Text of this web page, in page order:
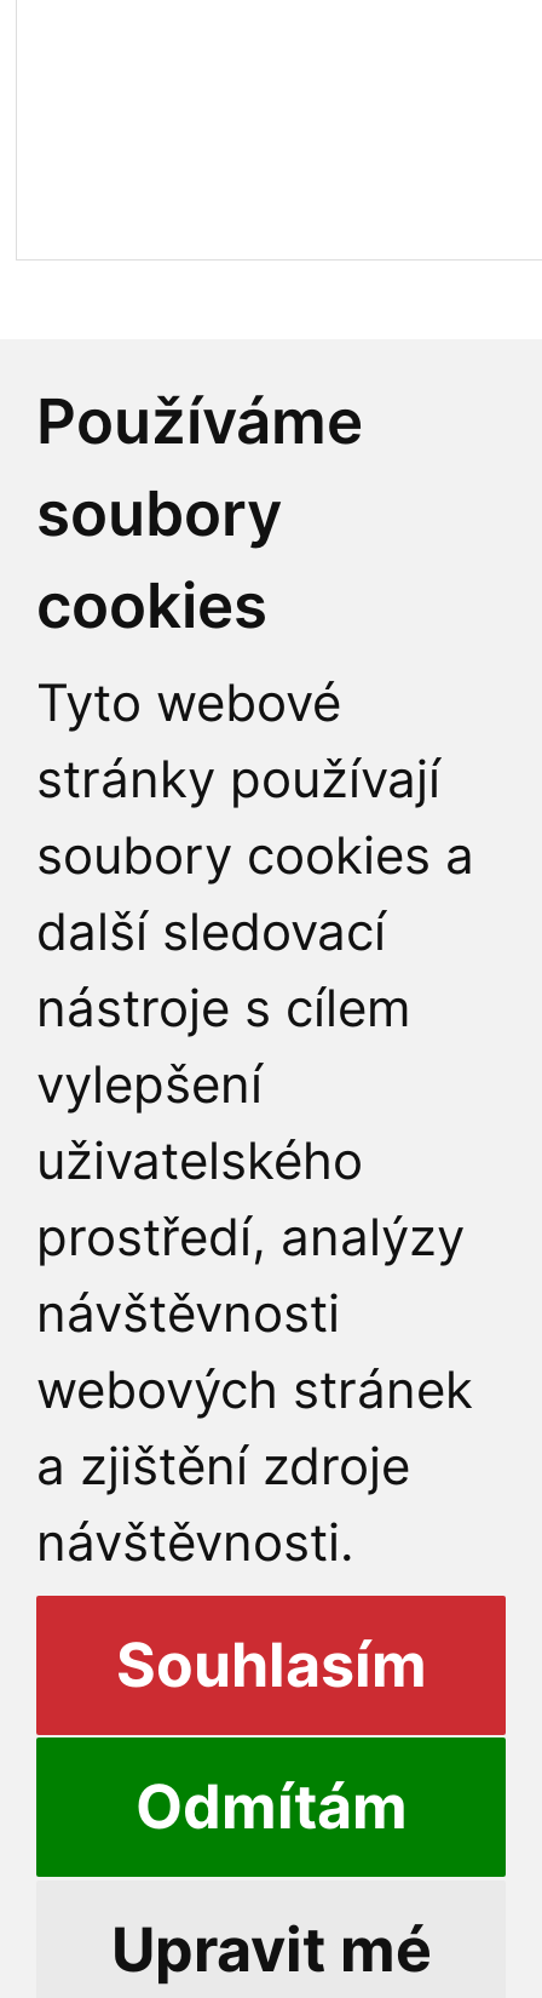
Používáme
soubory
cookies
Tyto webové
stránky používají
soubory cookies a
další sledovací
nástroje s cílem
vylepšení
uživatelského
prostředí, analýzy
návštěvnosti
webových stránek
a zjištění zdroje
návštěvnosti.
Souhlasím
Odmítám
Upravit mé
KONTAKTY
Didaktikon |
Hybernská 4, Praha
didaktikon@cuni.cz
771 523 973(po–pá
JAK K NÁM
Přihlášení do